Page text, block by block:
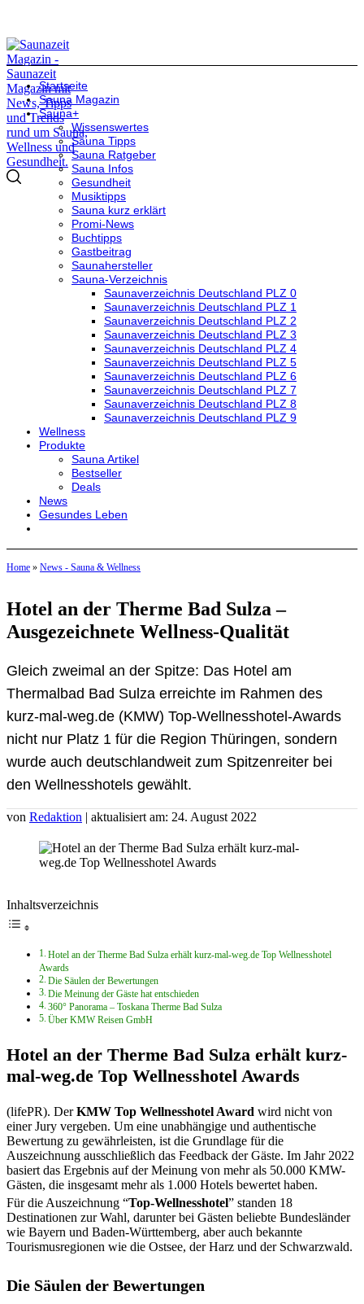
Startseite
Sauna Magazin
Sauna+
Wissenswertes
Sauna Tipps
Sauna Ratgeber
Sauna Infos
Gesundheit
Musiktipps
Sauna kurz erklärt
Promi-News
Buchtipps
Gastbeitrag
Saunahersteller
Sauna-Verzeichnis
Saunaverzeichnis Deutschland PLZ 0
Saunaverzeichnis Deutschland PLZ 1
Saunaverzeichnis Deutschland PLZ 2
Saunaverzeichnis Deutschland PLZ 3
Saunaverzeichnis Deutschland PLZ 4
Saunaverzeichnis Deutschland PLZ 5
Saunaverzeichnis Deutschland PLZ 6
Saunaverzeichnis Deutschland PLZ 7
Saunaverzeichnis Deutschland PLZ 8
Saunaverzeichnis Deutschland PLZ 9
Wellness
Produkte
Sauna Artikel
Bestseller
Deals
News
Gesundes Leben
Home » News - Sauna & Wellness
Hotel an der Therme Bad Sulza –
Ausgezeichnete Wellness-Qualität
Gleich zweimal an der Spitze: Das Hotel am
Thermalbad Bad Sulza erreichte im Rahmen des
kurz-mal-weg.de (KMW) Top-Wellnesshotel-Awards
nicht nur Platz 1 für die Region Thüringen, sondern
wurde auch deutschlandweit zum Spitzenreiter bei
den Wellnesshotels gewählt.
von Redaktion | aktualisiert am: 24. August 2022
Inhaltsverzeichnis
Hotel an der Therme Bad Sulza erhält kurz-mal-weg.de Top Wellnesshotel
Awards
Die Säulen der Bewertungen
Die Meinung der Gäste hat entschieden
360° Panorama – Toskana Therme Bad Sulza
Über KMW Reisen GmbH
Hotel an der Therme Bad Sulza erhält kurz-
mal-weg.de Top Wellnesshotel Awards
(lifePR). DerKMW Top Wellnesshotel Award wird nicht von
einer Jury vergeben. Um eine unabhängige und authentische
Bewertung zu gewährleisten, ist die Grundlage für die
Auszeichnung ausschließlich das Feedback der Gäste. Im Jahr 2022
basiert das Ergebnis auf der Meinung von mehr als 50.000 KMW-
Gästen, die insgesamt mehr als 1.000 Hotels bewertet haben.
Für die Auszeichnung “Top-Wellnesshotel” standen 18
Destinationen zur Wahl, darunter bei Gästen beliebte Bundesländer
wie Bayern und Baden-Württemberg, aber auch bekannte
Tourismusregionen wie die Ostsee, der Harz und der Schwarzwald.
Die Säulen der Bewertungen